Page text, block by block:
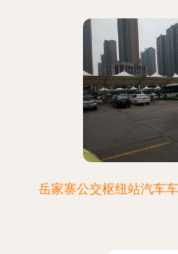
岳家寨公交枢纽站汽车